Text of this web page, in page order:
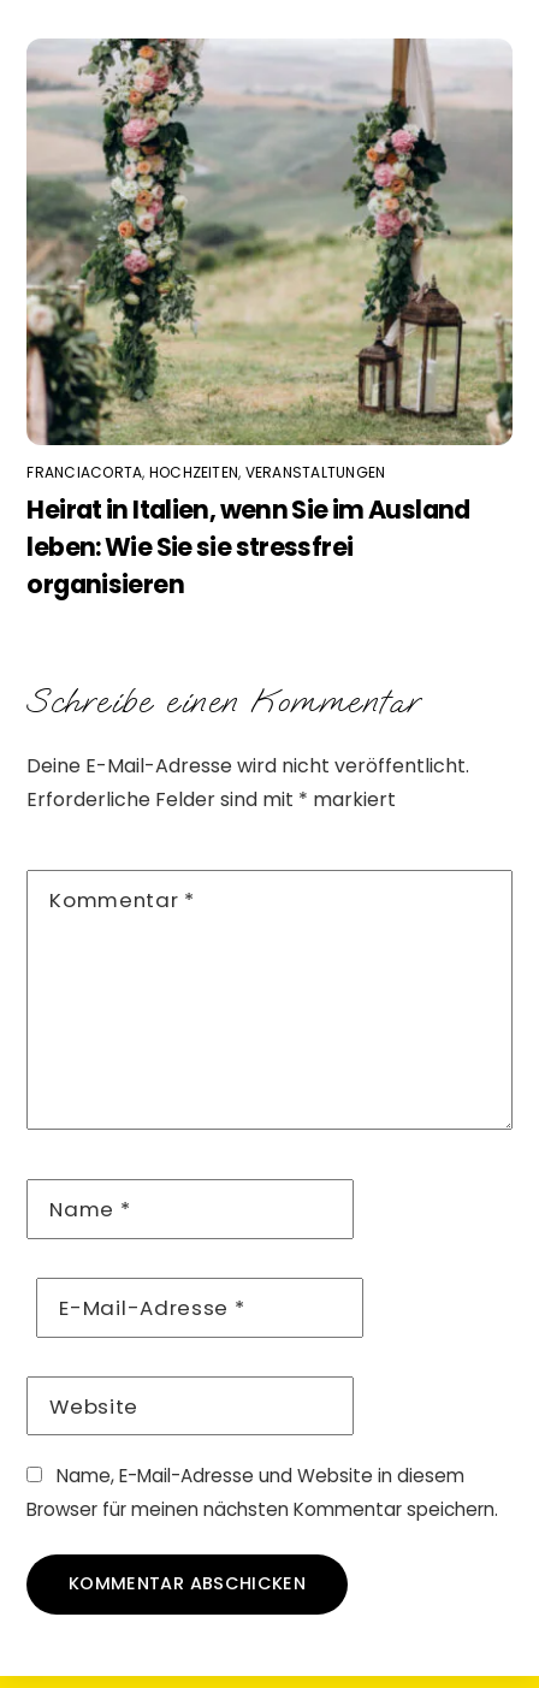
FRANCIACORTA, HOCHZEITEN, VERANSTALTUNGEN
Heirat in Italien, wenn Sie im Ausland
leben: Wie Sie sie stressfrei
organisieren
Schreibe einen Kommentar
Deine E-Mail-Adresse wird nicht veröffentlicht.
Erforderliche Felder sind mit * markiert
Kommentar *
Name *
E-Mail-Adresse *
Website
Name, E-Mail-Adresse und Website in diesem
Browser für meinen nächsten Kommentar speichern.